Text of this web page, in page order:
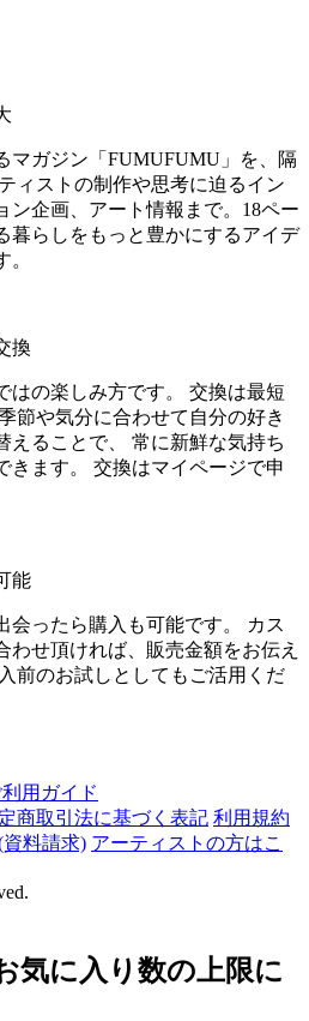
マガジン「FUMUFUMU」を、隔
ィストの制作や思考に迫るイン
ン企画、アート情報まで。18ペー
暮らしをもっと豊かにするアイデ
換
はの楽しみ方です。 交換は最短
節や気分に合わせて自分の好き
えることで、 常に新鮮な気持ち
きます。 交換はマイページで申
能
会ったら購入も可能です。 カス
わせ頂ければ、販売金額をお伝え
前のお試しとしてもご活用くだ
利用ガイド
商取引法に基づく表記 利用規約
料請求) アーティストの方はこ
気に入り数の上限に